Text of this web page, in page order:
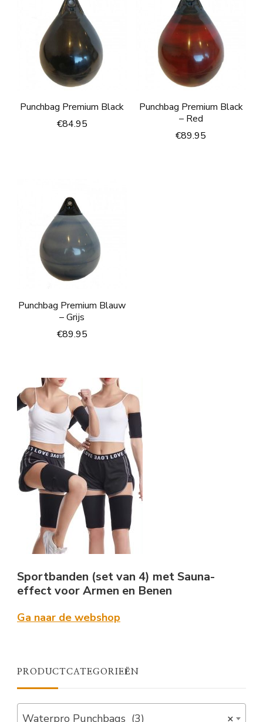
Punchbag Premium Black
€84.95
Punchbag Premium Black
– Red
€89.95
Punchbag Premium Blauw
– Grijs
€89.95
Sportbanden (set van 4) met Sauna-
effect voor Armen en Benen
Ga naar de webshop
PRODUCTCATEGORIEËN
×
Waterpro Punchbags (3)